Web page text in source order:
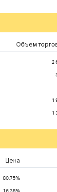
Объем
2
1
1
Цена
80,75%
16,38%